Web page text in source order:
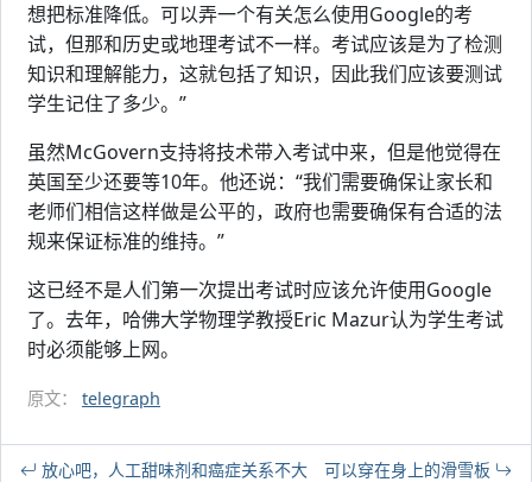
想把标准降低。可以弄一个有关怎么使用Google的考
试，但那和历史或地理考试不一样。考试应该是为了检测
知识和理解能力，这就包括了知识，因此我们应该要测试
学生记住了多少。”
虽然McGovern支持将技术带入考试中来，但是他觉得在
英国至少还要等10年。他还说：“我们需要确保让家长和
老师们相信这样做是公平的，政府也需要确保有合适的法
规来保证标准的维持。”
这已经不是人们第一次提出考试时应该允许使用Google
了。去年，哈佛大学物理学教授Eric Mazur认为学生考试
时必须能够上网。
原文： telegraph
放心吧，人工甜味剂和癌症关系不大 可以穿在身上的滑雪板